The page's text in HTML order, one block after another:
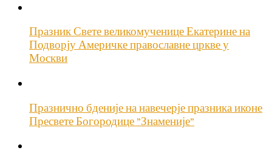
Празник Свете великомученице Екатерине на
Подворју Америчке православне цркве у
Москви
Празнично бденије на навечерје празника иконе
Пресвете Богородице ”Знаменије”